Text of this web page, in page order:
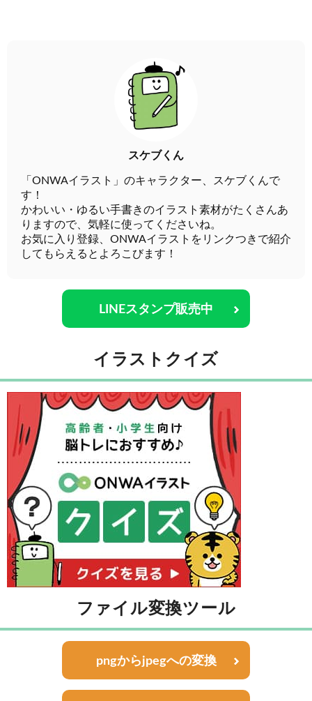
スケブくん
「ONWAイラスト」のキャラクター、スケブくんで
す！
かわいい・ゆるい手書きのイラスト素材がたくさんあ
りますので、気軽に使ってくださいね。
お気に入り登録、ONWAイラストをリンクつきで紹介
してもらえるとよろこびます！
LINEスタンプ販売中
イラストクイズ
ファイル変換ツール
pngからjpegへの変換